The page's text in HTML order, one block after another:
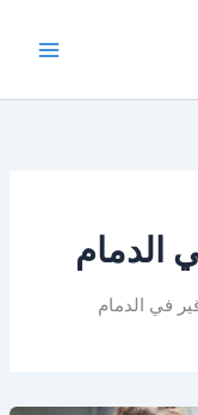
الدمام
في الدمام